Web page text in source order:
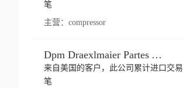
笔
主营： compressor
Dpm Draexlmaier Partes Automotrices Corr Ind Huejotzingo
来自美国的客户，此公司累计进口交易
笔